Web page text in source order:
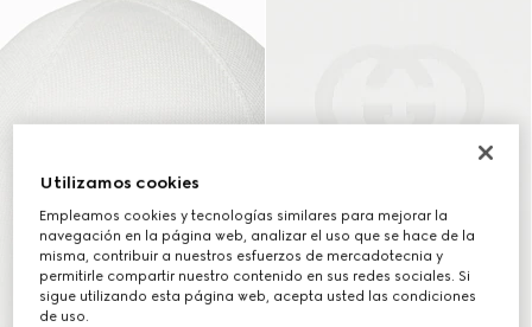
Utilizamos cookies
Empleamos cookies y tecnologías similares para mejorar la
navegación en la página web, analizar el uso que se hace de la
misma, contribuir a nuestros esfuerzos de mercadotecnia y
permitirle compartir nuestro contenido en sus redes sociales. Si
sigue utilizando esta página web, acepta usted las condiciones
de uso.